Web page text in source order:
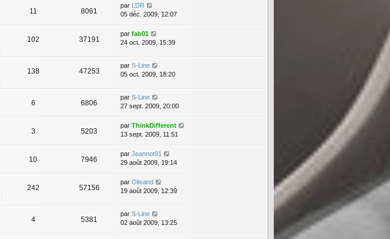
11 8061
par LDR
05 déc. 2009, 12:07
102 37191
par fab01
24 oct. 2009, 15:39
138 47253
par S-Line
05 oct. 2009, 18:20
6 6806
par S-Line
27 sept. 2009, 20:00
3 5203
par ThinkDifferent
13 sept. 2009, 11:51
10 7946
par Jeannot91
29 août 2009, 19:14
242 57156
par Olisand
19 août 2009, 12:39
4 5381
par S-Line
02 août 2009, 13:25